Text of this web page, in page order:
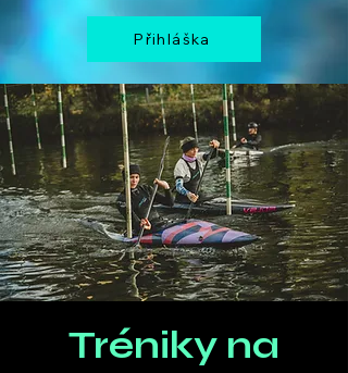
Přihláška
Tréniky na